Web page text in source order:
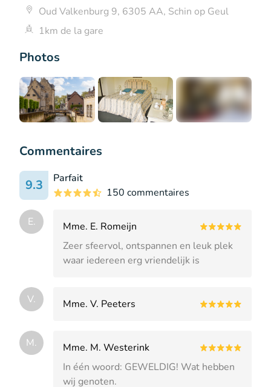
Photos
Commentaires
9.3
Parfait
150 commentaires
E.
Mme. E. Romeijn
Zeer sfeervol, ontspannen en leuk plek
waar iedereen erg vriendelijk is
V. Mme. V. Peeters
M.
Mme. M. Westerink
In één woord: GEWELDIG! Wat hebben
wij genoten.
Oud Valkenburg 9, 6305 AA, Schin op Geul
1km de la gare